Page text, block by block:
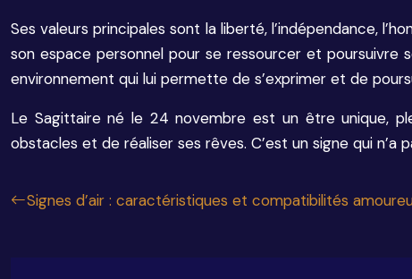
Ses valeurs principales sont la liberté, l’indépendance,
son espace personnel pour se ressourcer et poursuivre
environnement qui lui permette de s’exprimer et de
Le Sagittaire né le 24 novembre est un être unique,
obstacles et de réaliser ses rêves. C’est un signe qui
Signes d’air : caractéristiques et compatibilités